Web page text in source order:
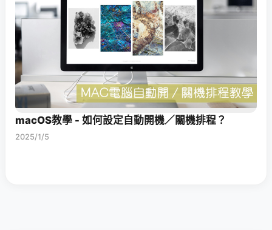
macOS教學 - 如何設定自動開機／關機排程？
2025/1/5